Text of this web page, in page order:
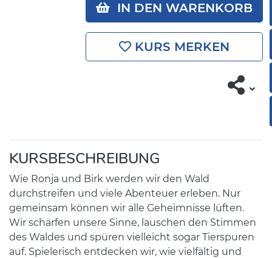
IN DEN WARENKORB
KURS MERKEN
KURSBESCHREIBUNG
Wie Ronja und Birk werden wir den Wald
durchstreifen und viele Abenteuer erleben. Nur
gemeinsam können wir alle Geheimnisse lüften.
Wir schärfen unsere Sinne, lauschen den Stimmen
des Waldes und spüren vielleicht sogar Tierspuren
auf. Spielerisch entdecken wir, wie vielfältig und